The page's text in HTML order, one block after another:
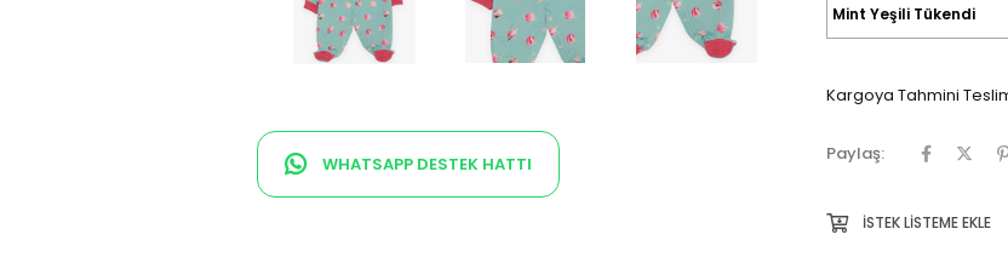
WHATSAPP DESTEK HATTI
Kargoya Tahmini
Paylaş:
İSTEK LISTEME EKLE